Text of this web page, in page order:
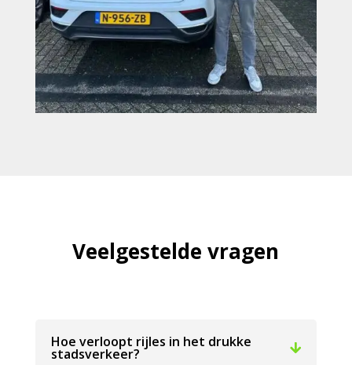
Veelgestelde vragen
Hoe verloopt rijles in het drukke
stadsverkeer?